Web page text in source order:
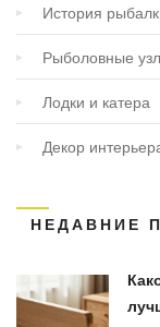
История
Рыболовные
Лодки и катера
Декор
НЕДАВНИЕ